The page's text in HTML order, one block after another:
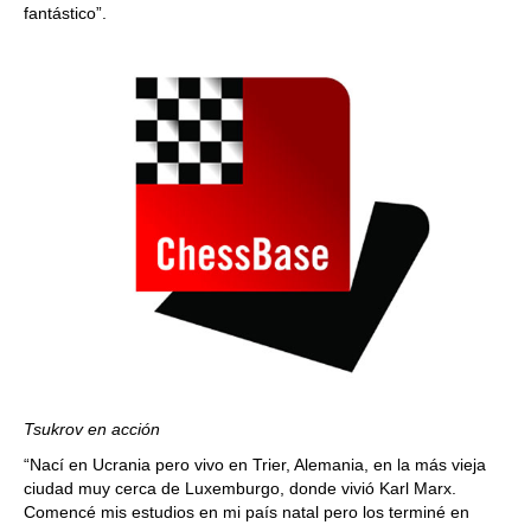
fantástico”.
Tsukrov en acción
“Nací en Ucrania pero vivo en Trier, Alemania, en la más vieja
ciudad muy cerca de Luxemburgo, donde vivió Karl Marx.
Comencé mis estudios en mi país natal pero los terminé en